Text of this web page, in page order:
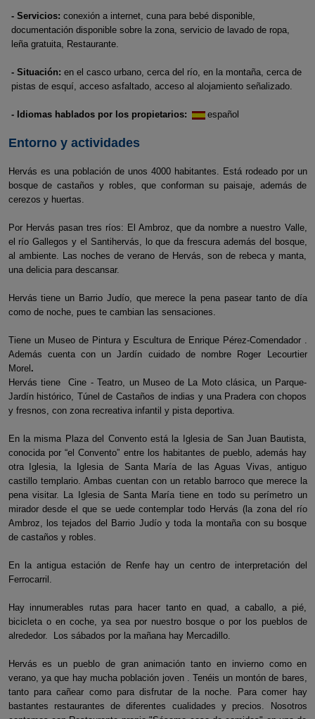
- Servicios: conexión a internet, cuna para bebé disponible,
documentación disponible sobre la zona, servicio de lavado de ropa,
leña gratuita, Restaurante.
- Situación: en el casco urbano, cerca del río, en la montaña, cerca de
pistas de esquí, acceso asfaltado, acceso al alojamiento señalizado.
- Idiomas hablados por los propietarios: español
Entorno y actividades
Hervás es una población de unos 4000 habitantes. Está rodeado por un
bosque de castaños y robles, que conforman su paisaje, además de
cerezos y huertas.
Por Hervás pasan tres ríos: El Ambroz, que da nombre a nuestro Valle,
el río Gallegos y el Santihervás, lo que da frescura además del bosque,
al ambiente. Las noches de verano de Hervás, son de rebeca y manta,
una delicia para descansar.
Hervás tiene un Barrio Judío, que merece la pena pasear tanto de día
como de noche, pues te cambian las sensaciones.
Tiene un Museo de Pintura y Escultura de Enrique Pérez-Comendador .
Además cuenta con un Jardín cuidado de nombre Roger Lecourtier
Morel .
Hervás tiene Cine - Teatro, un Museo de La Moto clásica, un Parque-
Jardín histórico, Túnel de Castaños de indias y una Pradera con chopos
y fresnos, con zona recreativa infantil y pista deportiva.
En la misma Plaza del Convento está la Iglesia de San Juan Bautista,
conocida por “el Convento” entre los habitantes de pueblo, además hay
otra Iglesia, la Iglesia de Santa María de las Aguas Vivas, antiguo
castillo templario. Ambas cuentan con un retablo barroco que merece la
pena visitar. La Iglesia de Santa María tiene en todo su perímetro un
mirador desde el que se uede contemplar todo Hervás (la zona del río
Ambroz, los tejados del Barrio Judío y toda la montaña con su bosque
de castaños y robles.
En la antigua estación de Renfe hay un centro de interpretación del
Ferrocarril.
Hay innumerables rutas para hacer tanto en quad, a caballo, a pié,
bicicleta o en coche, ya sea por nuestro bosque o por los pueblos de
alrededor. Los sábados por la mañana hay Mercadillo.
Hervás es un pueblo de gran animación tanto en invierno como en
verano, ya que hay mucha población joven . Tenéis un montón de bares,
tanto para cañear como para disfrutar de la noche. Para comer hay
bastantes restaurantes de diferentes cualidades y precios. Nosotros